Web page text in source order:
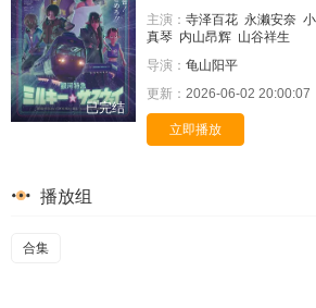
已完结
主演： 寺泽百花 永濑安奈
真琴 内山昂辉 山谷祥生
导演： 龟山阳平
更新： 2026-06-02 20:00:07
立即播放
播放组
合集